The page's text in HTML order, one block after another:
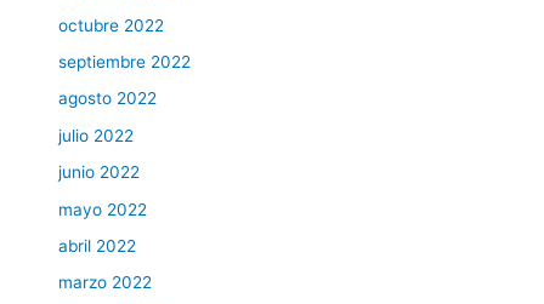
octubre 2022
septiembre 2022
agosto 2022
julio 2022
junio 2022
mayo 2022
abril 2022
marzo 2022